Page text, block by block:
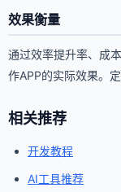
效果衡量
通过效率提升率、成
作APP的实际效果。
相关推荐
开发教程
AI工具推荐